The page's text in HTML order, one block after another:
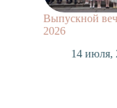
Выпускной вечер
2026
14 июля,